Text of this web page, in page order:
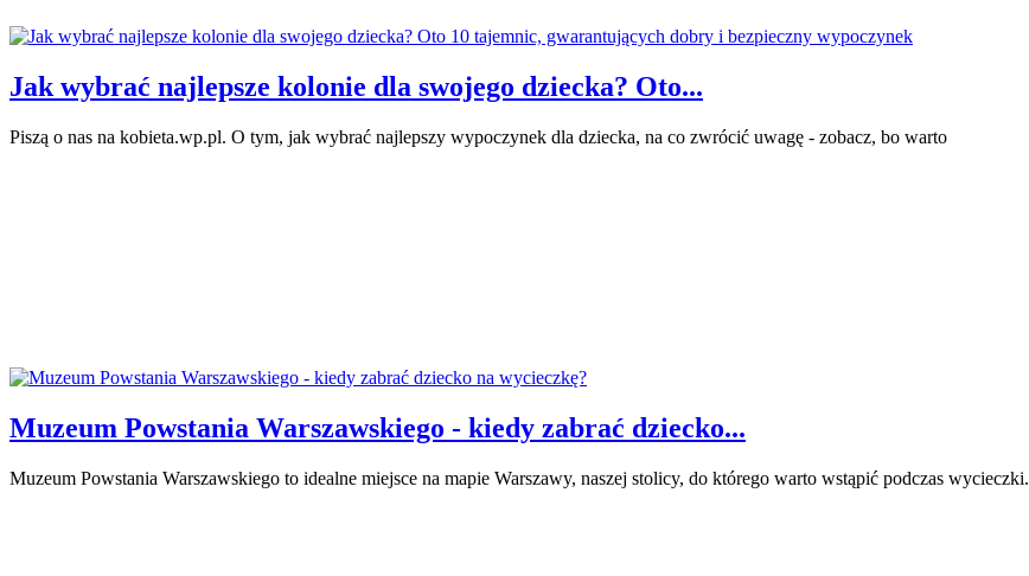
Jak wybrać najlepsze kolonie dla swojego dziecka? Oto...
Piszą o nas na kobieta.wp.pl. O tym, jak wybrać najlepszy wypoczynek dla dziecka, na co zwrócić uwagę - zobacz, bo warto
Muzeum Powstania Warszawskiego - kiedy zabrać dziecko...
Muzeum Powstania Warszawskiego to idealne miejsce na mapie Warszawy, naszej stolicy, do którego warto wstąpić podczas wycieczki.